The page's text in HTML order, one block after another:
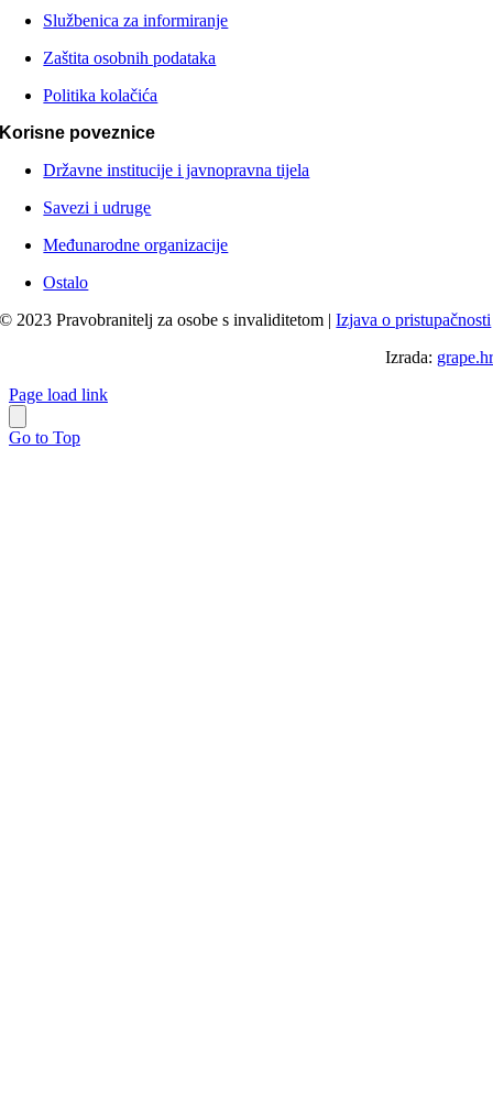
Službenica za informiranje
Zaštita osobnih podataka
Politika kolačića
Korisne poveznice
Državne institucije i javnopravna tijela
Savezi i udruge
Međunarodne organizacije
Ostalo
© 2023 Pravobranitelj za osobe s invaliditetom |Izjava o pristupačnosti
Izrada: grape.hr
Page load link
Go to Top